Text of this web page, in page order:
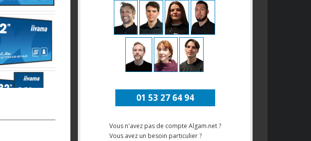
01 53 27 64 94
Vous n'avez pas de compte Algam.net ?
Vous avez un besoin particulier ?